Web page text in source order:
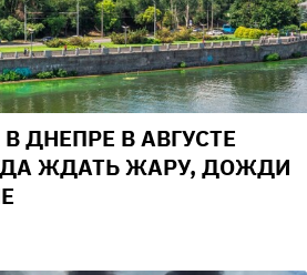
ДНЕПРЕ В АВГУСТЕ
ЖДАТЬ ЖАРУ, ДОЖДИ